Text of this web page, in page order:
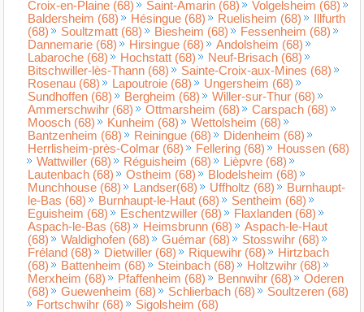
Croix-en-Plaine (68)
Saint-Amarin (68)
Volgelsheim (68)
Baldersheim (68)
Hésingue (68) Ruelisheim (68)
Illfurth
(68)
Soultzmatt (68) Biesheim (68)
Fessenheim (68)
Dannemarie (68)
Hirsingue (68)
Andolsheim (68)
Labaroche (68)
Hochstatt (68)
Neuf-Brisach (68)
Bitschwiller-lès-Thann (68)
Sainte-Croix-aux-Mines (68)
Rosenau (68)
Lapoutroie (68)
Ungersheim (68)
Sundhoffen (68)
Bergheim (68)
Willer-sur-Thur (68)
Ammerschwihr (68)
Ottmarsheim (68)
Carspach (68)
Moosch (68)
Kunheim (68)
Wettolsheim (68)
Bantzenheim (68)
Reiningue (68)
Didenheim (68)
Herrlisheim-près-Colmar (68)
Fellering (68)
Houssen (68)
Wattwiller (68)
Réguisheim (68)
Lièpvre (68)
Lautenbach (68)
Ostheim (68)
Blodelsheim (68)
Munchhouse (68)
Landser(68) Uffholtz (68)
Burnhaupt-
le-Bas (68)
Burnhaupt-le-Haut (68)
Sentheim (68)
Eguisheim (68)
Eschentzwiller (68)
Flaxlanden (68)
Aspach-le-Bas (68)
Heimsbrunn (68)
Aspach-le-Haut
(68)
Waldighofen (68) Guémar (68)
Stosswihr (68)
Fréland (68)
Dietwiller (68) Riquewihr (68)
Hirtzbach
(68)
Battenheim (68) Steinbach (68)
Holtzwihr (68)
Merxheim (68)
Pfaffenheim (68) Bennwihr (68)
Oderen
(68)
Guewenheim (68) Schlierbach (68)
Soultzeren (68)
Fortschwihr (68)
Sigolsheim (68)